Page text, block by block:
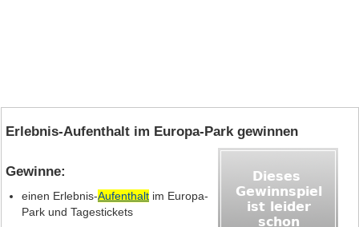
Erlebnis-Aufenthalt im Europa-Park gewinnen
Gewinne:
einen Erlebnis-Aufenthalt im Europa-
Park und Tagestickets